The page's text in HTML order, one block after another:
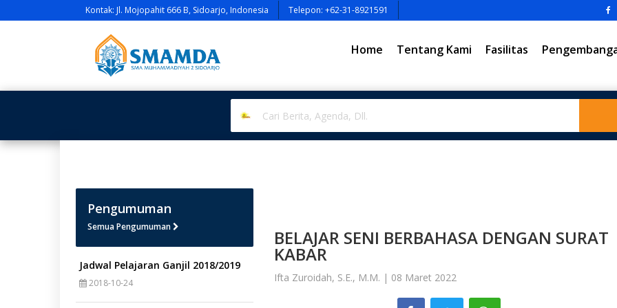
Kontak: Jl. Mojopahit 666 B, Sidoarjo, Indonesia Telepon: +62-31-8921591
Home Tentang Kami Fasilitas
Pengumuman
Semua Pengumuman
Jadwal Pelajaran Ganjil 2018/2019
2018-10-24
BELAJAR SENI BERBAHASA DENGAN SURAT
KABAR
Ifta Zuroidah, S.E., M.M. | 08 Maret 2022